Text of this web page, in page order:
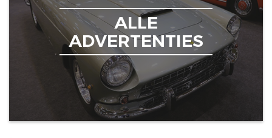
ALLE
ADVERTENTIES